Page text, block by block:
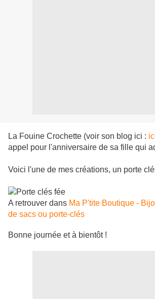
La Fouine Crochette (voir son blog ici :
appel pour l'anniversaire de sa fille qui
Voici l'une de mes créations, un porte
A retrouver dans Ma P'tite Boutique -
de sacs ou porte-clés
Bonne journée et à bientôt !